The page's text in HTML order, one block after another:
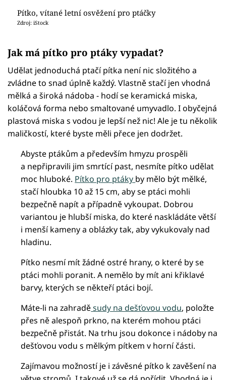
Pítko, vítané letní osvěžení pro ptáčky
Zdroj: iStock
Jak má pítko pro ptáky vypadat?
Udělat jednoduchá ptačí pítka není nic složitého a
zvládne to snad úplně každý. Vlastně stačí jen vhodná
mělká a široká nádoba - hodí se keramická miska,
koláčová forma nebo smaltované umyvadlo. I obyčejná
plastová miska s vodou je lepší než nic! Ale je tu několik
maličkostí, které byste měli přece jen dodržet.
Abyste ptákům a především hmyzu prospěli
a nepřipravili jim smrtící past, nesmíte pítko udělat
moc hluboké. Pítko pro ptáky by mělo být mělké,
stačí hloubka 10 až 15 cm, aby se ptáci mohli
bezpečně napít a případně vykoupat. Dobrou
variantou je hlubší miska, do které naskládáte větší
i menší kameny a oblázky tak, aby vykukovaly nad
hladinu.
Pítko nesmí mít žádné ostré hrany, o které by se
ptáci mohli poranit. A nemělo by mít ani křiklavé
barvy, kterých se někteří ptáci bojí.
Máte-li na zahraděsudy na dešťovou vodu, položte
přes ně alespoň prkno, na kterém mohou ptáci
bezpečně přistát. Na trhu jsou dokonce i nádoby na
dešťovou vodu s mělkým pítkem v horní části.
Zajímavou možností je i závěsné pítko k zavěšení na